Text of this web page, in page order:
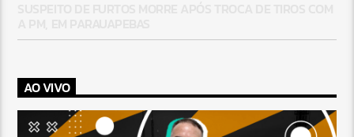
AO VIVO